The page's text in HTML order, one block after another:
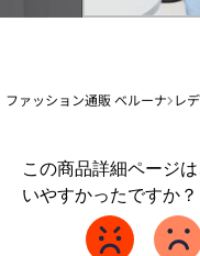
ファッション通販 ベルーナ レ
この商品詳細ページ
いやすかったですか？
1
か